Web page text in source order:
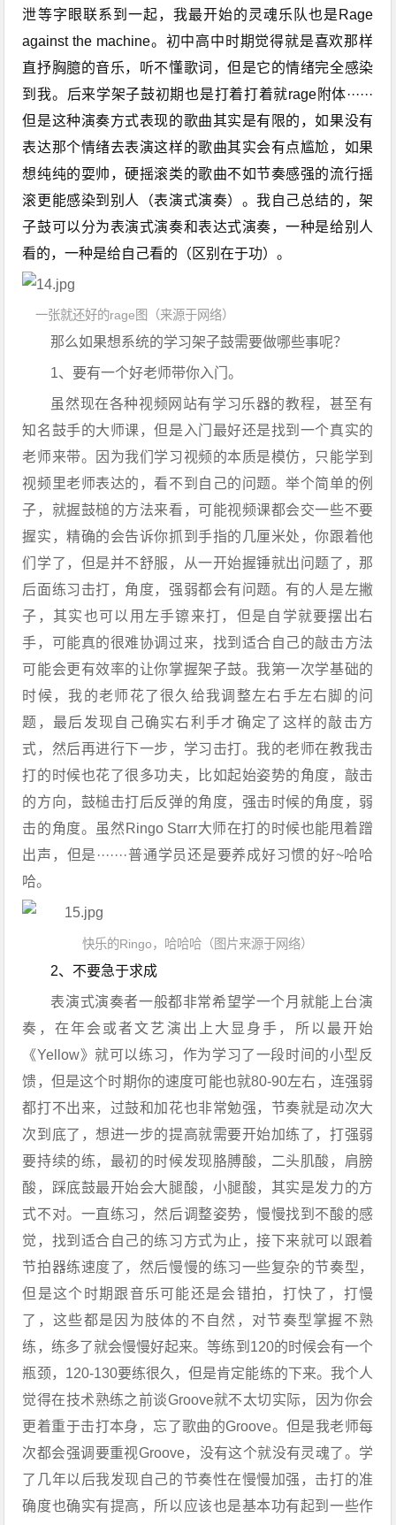
泄等字眼联系到一起，我最开始的灵魂乐队也是Rage
against the machine。初中高中时期觉得就是喜欢那样
直抒胸臆的音乐，听不懂歌词，但是它的情绪完全感染
到我。后来学架子鼓初期也是打着打着就rage附体······
但是这种演奏方式表现的歌曲其实是有限的，如果没有
表达那个情绪去表演这样的歌曲其实会有点尴尬，如果
想纯纯的耍帅，硬摇滚类的歌曲不如节奏感强的流行摇
滚更能感染到别人（表演式演奏）。我自己总结的，架
子鼓可以分为表演式演奏和表达式演奏，一种是给别人
看的，一种是给自己看的（区别在于功）。
一张就还好的rage图（来源于网络）
那么如果想系统的学习架子鼓需要做哪些事呢？
1、要有一个好老师带你入门。
虽然现在各种视频网站有学习乐器的教程，甚至有
知名鼓手的大师课，但是入门最好还是找到一个真实的
老师来带。因为我们学习视频的本质是模仿，只能学到
视频里老师表达的，看不到自己的问题。举个简单的例
子，就握鼓槌的方法来看，可能视频课都会交一些不要
握实，精确的会告诉你抓到手指的几厘米处，你跟着他
们学了，但是并不舒服，从一开始握锤就出问题了，那
后面练习击打，角度，强弱都会有问题。有的人是左撇
子，其实也可以用左手镲来打，但是自学就要摆出右
手，可能真的很难协调过来，找到适合自己的敲击方法
可能会更有效率的让你掌握架子鼓。我第一次学基础的
时候，我的老师花了很久给我调整左右手左右脚的问
题，最后发现自己确实右利手才确定了这样的敲击方
式，然后再进行下一步，学习击打。我的老师在教我击
打的时候也花了很多功夫，比如起始姿势的角度，敲击
的方向，鼓槌击打后反弹的角度，强击时候的角度，弱
击的角度。虽然Ringo Starr大师在打的时候也能甩着蹭
出声，但是·······普通学员还是要养成好习惯的好~哈哈
哈。
快乐的Ringo，哈哈哈（图片来源于网络）
2、不要急于求成
表演式演奏者一般都非常希望学一个月就能上台演
奏，在年会或者文艺演出上大显身手，所以最开始
《Yellow》就可以练习，作为学习了一段时间的小型反
馈，但是这个时期你的速度可能也就80-90左右，连强弱
都打不出来，过鼓和加花也非常勉强，节奏就是动次大
次到底了，想进一步的提高就需要开始加练了，打强弱
要持续的练，最初的时候发现胳膊酸，二头肌酸，肩膀
酸，踩底鼓最开始会大腿酸，小腿酸，其实是发力的方
式不对。一直练习，然后调整姿势，慢慢找到不酸的感
觉，找到适合自己的练习方式为止，接下来就可以跟着
节拍器练速度了，然后慢慢的练习一些复杂的节奏型，
但是这个时期跟音乐可能还是会错拍，打快了，打慢
了，这些都是因为肢体的不自然，对节奏型掌握不熟
练，练多了就会慢慢好起来。等练到120的时候会有一个
瓶颈，120-130要练很久，但是肯定能练的下来。我个人
觉得在技术熟练之前谈Groove就不太切实际，因为你会
更着重于击打本身，忘了歌曲的Groove。但是我老师每
次都会强调要重视Groove，没有这个就没有灵魂了。学
了几年以后我发现自己的节奏性在慢慢加强，击打的准
确度也确实有提高，所以应该也是基本功有起到一些作